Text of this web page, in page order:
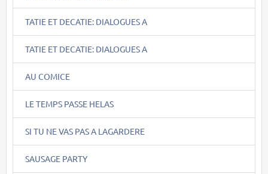
TATIE ET DECATIE: DIALOGUES A
TATIE ET DECATIE: DIALOGUES A
AU COMICE
LE TEMPS PASSE HELAS
SI TU NE VAS PAS A LAGARDERE
SAUSAGE PARTY